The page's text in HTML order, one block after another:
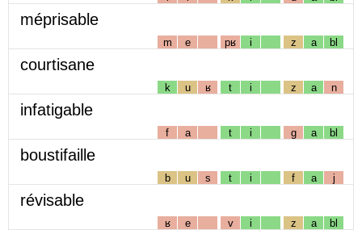
méprisable
m e pʁ i z a bl
courtisane
k u ʁ t i z a n
infatigable
f a t i g a bl
boustifaille
b u s t i f a j
révisable
ʁ e v i z a bl